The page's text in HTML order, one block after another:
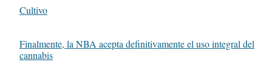
Respecto a
Cultivo
Finalmente, la NBA acepta definitivamente el uso integral del
cannabis